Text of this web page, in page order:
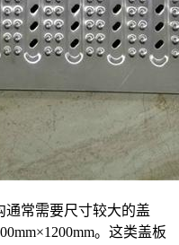
通常需要尺寸较大的盖
。这类盖板